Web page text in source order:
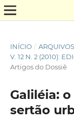
INÍCIO / ARQUIVOS
V. 12 N. 2 (2010):
Artigos do Dossiê
Galiléia:
sertão